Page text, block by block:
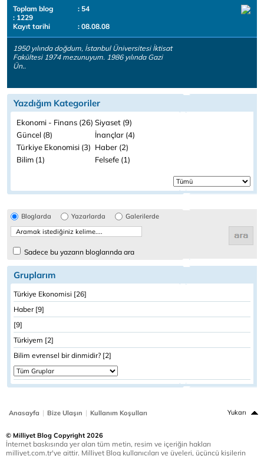
Toplam blog
: 54
: 1229
Kayıt tarihi
: 08.08.08
1950 yılında doğdum, İstanbul Üniversitesi İktisat
Fakültesi 1974 mezunuyum. 1986 yılında Gazi
Ün..
Yazdığım Kategoriler
Ekonomi - Finans (26) Siyaset (9)
Güncel (8)
İnançlar (4)
Türkiye Ekonomisi (3) Haber (2)
Bilim (1)
Felsefe (1)
Bloglarda Yazarlarda Galerilerde
Sadece bu yazarın bloglarında ara
Gruplarım
Türkiye Ekonomisi [26]
Haber [9]
[9]
Türkiyem [2]
Bilim evrensel bir dinmidir? [2]
Anasayfa | Bize Ulaşın | Kullanım Koşulları Yukarı
© Milliyet Blog Copyright 2026
İnternet baskısında yer alan tüm metin, resim ve içeriğin hakları
milliyet.com.tr'ye aittir. Milliyet Blog kullanıcıları ve üyeleri, üçüncü kişilerin